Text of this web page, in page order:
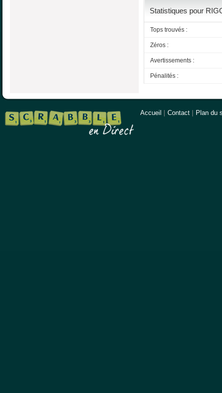
Statistiques pour
Tops trouvés :
Zéros :
Avertissements :
Pénalités :
Accueil Contact Plan du